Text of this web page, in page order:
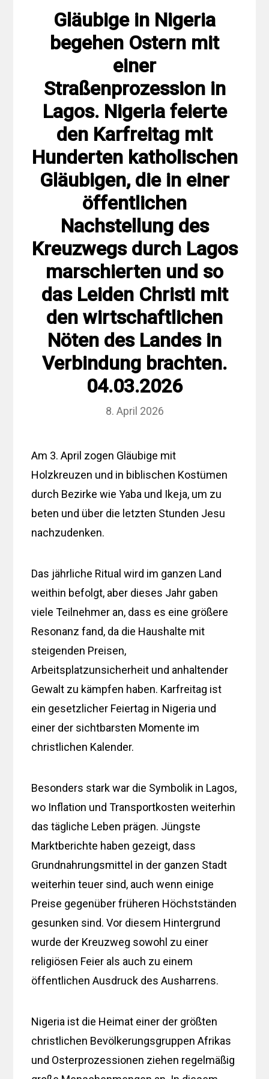
Gläubige in Nigeria
begehen Ostern mit
einer
Straßenprozession in
Lagos. Nigeria feierte
den Karfreitag mit
Hunderten katholischen
Gläubigen, die in einer
öffentlichen
Nachstellung des
Kreuzwegs durch Lagos
marschierten und so
das Leiden Christi mit
den wirtschaftlichen
Nöten des Landes in
Verbindung brachten.
04.03.2026
8. April 2026
Am 3. April zogen Gläubige mit
Holzkreuzen und in biblischen Kostümen
durch Bezirke wie Yaba und Ikeja, um zu
beten und über die letzten Stunden Jesu
nachzudenken.
Das jährliche Ritual wird im ganzen Land
weithin befolgt, aber dieses Jahr gaben
viele Teilnehmer an, dass es eine größere
Resonanz fand, da die Haushalte mit
steigenden Preisen,
Arbeitsplatzunsicherheit und anhaltender
Gewalt zu kämpfen haben. Karfreitag ist
ein gesetzlicher Feiertag in Nigeria und
einer der sichtbarsten Momente im
christlichen Kalender.
Besonders stark war die Symbolik in Lagos,
wo Inflation und Transportkosten weiterhin
das tägliche Leben prägen. Jüngste
Marktberichte haben gezeigt, dass
Grundnahrungsmittel in der ganzen Stadt
weiterhin teuer sind, auch wenn einige
Preise gegenüber früheren Höchstständen
gesunken sind. Vor diesem Hintergrund
wurde der Kreuzweg sowohl zu einer
religiösen Feier als auch zu einem
öffentlichen Ausdruck des Ausharrens.
Nigeria ist die Heimat einer der größten
christlichen Bevölkerungsgruppen Afrikas
und Osterprozessionen ziehen regelmäßig